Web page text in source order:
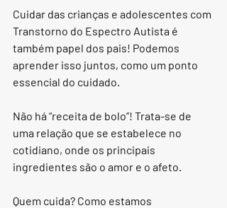
Cuidar das crianças e adolescentes com
Transtorno do Espectro Autista é
também papel dos pais! Podemos
aprender isso juntos, como um ponto
essencial do cuidado.
Não há “receita de bolo”! Trata-se de
uma relação que se estabelece no
cotidiano, onde os principais
ingredientes são o amor e o afeto.
Quem cuida? Como estamos